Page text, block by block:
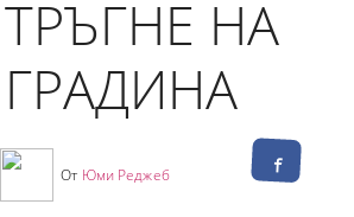
ТРЪГНЕ НА
ГРАДИНА
От Юми Реджеб